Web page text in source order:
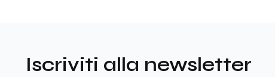
Iscriviti alla newsletter